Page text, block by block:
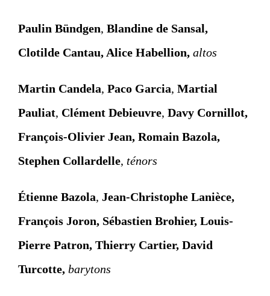
Paulin Bündgen, Blandine de Sansal,
Clotilde Cantau, Alice Habellion, altos
Martin Candela, Paco Garcia, Martial
Pauliat, Clément Debieuvre, Davy Cornillot,
François-Olivier Jean, Romain Bazola,
Stephen Collardelle, ténors
Étienne Bazola, Jean-Christophe Lanièce,
François Joron, Sébastien Brohier, Louis-
Pierre Patron, Thierry Cartier, David
Turcotte, barytons